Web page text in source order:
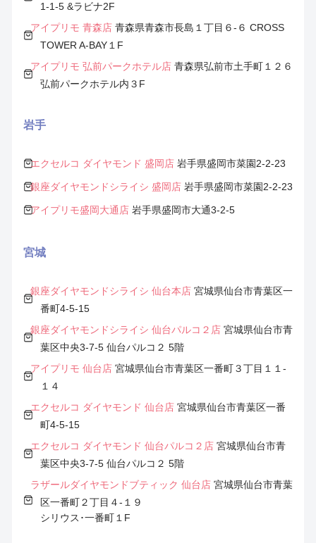
1-1-5 &ラビナ2F
アイプリモ 青森店 青森県青森市長島１丁目６-６ CROSS
TOWER A-BAY１F
アイプリモ 弘前パークホテル店 青森県弘前市土手町１２６
弘前パークホテル内３F
岩手
エクセルコ ダイヤモンド 盛岡店 岩手県盛岡市菜園2-2-23
銀座ダイヤモンドシライシ 盛岡店 岩手県盛岡市菜園2-2-23
アイプリモ盛岡大通店 岩手県盛岡市大通3-2-5
宮城
銀座ダイヤモンドシライシ 仙台本店 宮城県仙台市青葉区一
番町4-5-15
銀座ダイヤモンドシライシ 仙台パルコ２店 宮城県仙台市青
葉区中央3-7-5 仙台パルコ２ 5階
アイプリモ 仙台店 宮城県仙台市青葉区一番町３丁目１１-
１４
エクセルコ ダイヤモンド 仙台店 宮城県仙台市青葉区一番
町4-5-15
エクセルコ ダイヤモンド 仙台パルコ２店 宮城県仙台市青
葉区中央3-7-5 仙台パルコ２ 5階
ラザールダイヤモンドブティック 仙台店 宮城県仙台市青葉
区一番町２丁目４-１９
シリウス･一番町１F